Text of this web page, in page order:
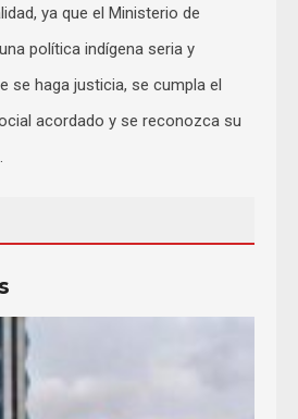
ya que el Ministerio de
política indígena seria y
se haga justicia, se cumpla el
acordado y se reconozca su